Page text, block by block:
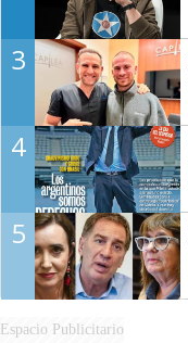
3
4
5
Espacio Publicitario